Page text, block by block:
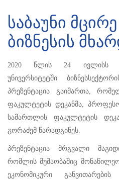
საბაუნი
ბიზნესის
2020 წლის 24 ივლისს
უნივერსიტეტში
პრეზენტაცია გაიმართა,
ფაკულტეტის დეკანმა,
სამართლის ფაკულტეტის
გორაძემ წარადგინეს.
პრეზენტაცია მრგვალი
რომლის მუშაობაშიც
ეკონომიკური